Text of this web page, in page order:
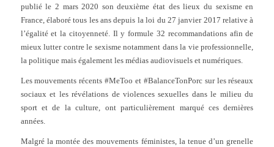
publié le 2 mars 2020 son deuxième état des lieux du sexisme en
France, élaboré tous les ans depuis la loi du 27 janvier 2017 relative à
l’égalité et la citoyenneté. Il y formule 32 recommandations afin de
mieux lutter contre le sexisme notamment dans la vie professionnelle,
la politique mais également les médias audiovisuels et numériques.
Les mouvements récents #MeToo et #BalanceTonPorc sur les réseaux
sociaux et les révélations de violences sexuelles dans le milieu du
sport et de la culture, ont particulièrement marqué ces dernières
années.
Malgré la montée des mouvements féministes, la tenue d’un grenelle